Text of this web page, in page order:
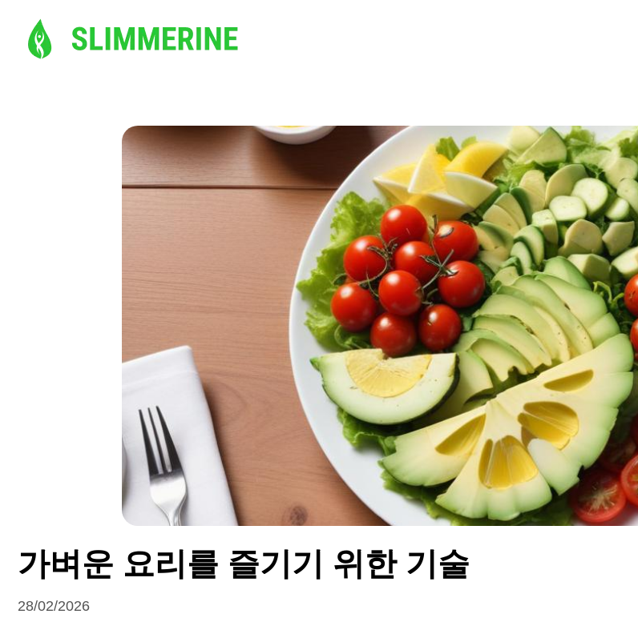
가벼운 요리를 즐기기 위한 기술
28/02/2026